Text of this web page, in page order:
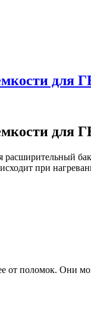
для
для
при
поломок. Они